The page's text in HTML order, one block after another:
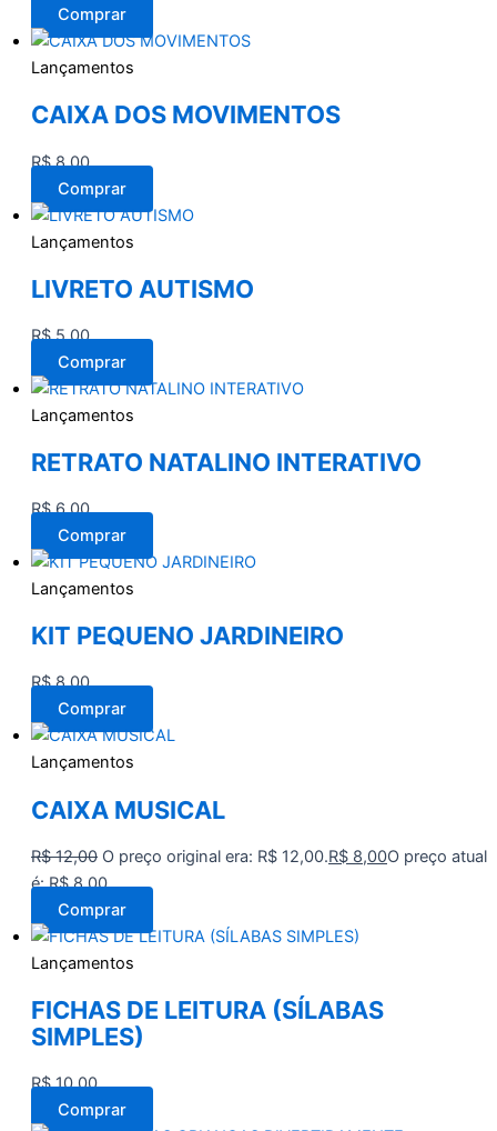
Comprar
Lançamentos
CAIXA DOS MOVIMENTOS
R$8,00
Comprar
Lançamentos
LIVRETO AUTISMO
R$5,00
Comprar
Lançamentos
RETRATO NATALINO INTERATIVO
R$6,00
Comprar
Lançamentos
KIT PEQUENO JARDINEIRO
R$8,00
Comprar
Lançamentos
CAIXA MUSICAL
R$12,00 O preço original era: R$ 12,00.R$ 8,00O preço atual
é: R$ 8,00.
Comprar
Lançamentos
FICHAS DE LEITURA (SÍLABAS
SIMPLES)
R$10,00
Comprar